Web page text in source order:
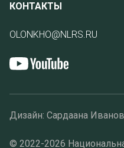
КОНТАКТЫ
OLONKHO@NLRS.RU
Дизайн: Сардаана
© 2022-2026